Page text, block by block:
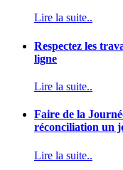
Lire la suite..
Respectez les
ligne
Lire la suite..
Faire de la
réconciliation un
Lire la suite..